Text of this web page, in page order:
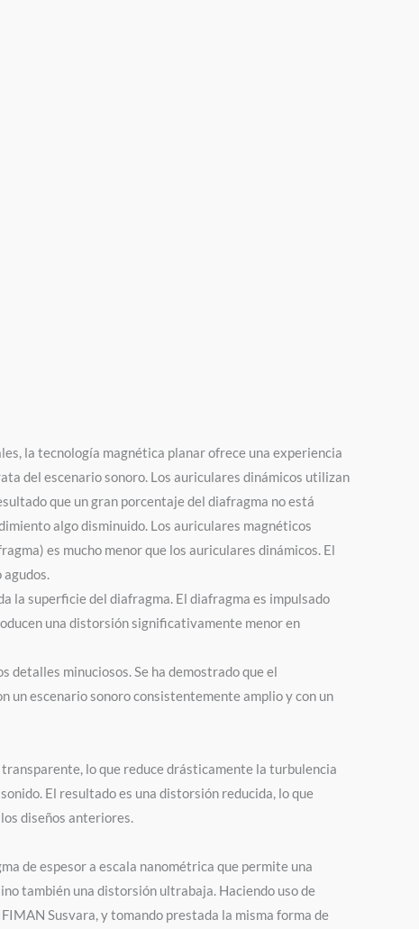
la tecnología magnética planar ofrece una experiencia
del escenario sonoro. Los auriculares dinámicos utilizan
que un gran porcentaje del diafragma no está
algo disminuido. Los auriculares magnéticos
es mucho menor que los auriculares dinámicos. El
la superficie del diafragma. El diafragma es impulsado
una distorsión significativamente menor en
detalles minuciosos. Se ha demostrado que el
un escenario sonoro consistentemente amplio y con un
lo que reduce drásticamente la turbulencia
El resultado es una distorsión reducida, lo que
diseños anteriores.
de espesor a escala nanométrica que permite una
también una distorsión ultrabaja. Haciendo uso de
Susvara, y tomando prestada la misma forma de